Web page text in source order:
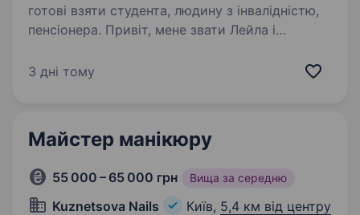
готові взяти студента, людину з інвалідністю,
пенсіонера. Привіт, мене звати Лейла і
створювати красу та робити людей
3 дні тому
Майстер манікюру
55 000 – 65 000 грн Вища за середню
Kuznetsova Nails Київ, 5,4 км від центру